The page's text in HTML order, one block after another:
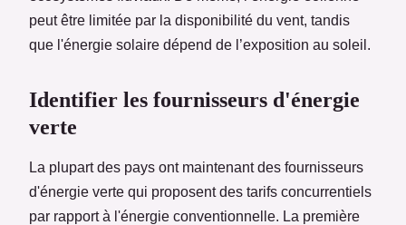
peut être limitée par la disponibilité du vent, tandis
que l'énergie solaire dépend de l’exposition au soleil.
Identifier les fournisseurs d'énergie
verte
La plupart des pays ont maintenant des fournisseurs
d'énergie verte qui proposent des tarifs concurrentiels
par rapport à l'énergie conventionnelle. La première